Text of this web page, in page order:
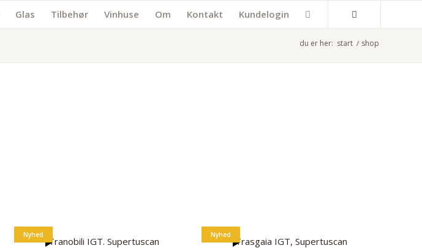
Glas Tilbehør Vinhuse Om Kontakt Kundelogin
du er her: start / shop
Nyhed
Tranobili IGT. Supertuscan
Nyhed
Trasgaia IGT, Supertuscan